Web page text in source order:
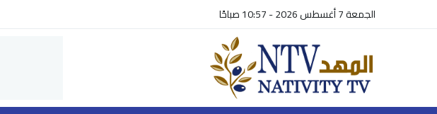
الجمعة 7 أغسطس 2026 - 10:57 صباحًا